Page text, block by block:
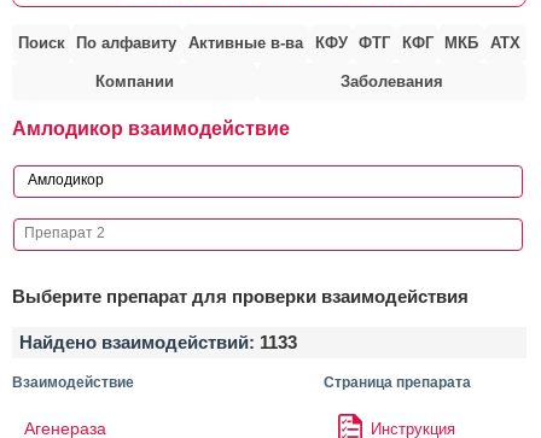
Поиск По алфавиту Активные в-ва КФУ ФТГ КФГ МКБ АТХ
Компании Заболевания
Амлодикор взаимодействие
Выберите препарат для проверки взаимодействия
Найдено взаимодействий: 1133
Взаимодействие Страница препарата
Агенераза Инструкция